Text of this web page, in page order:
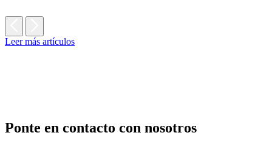
Leer más artículos
Ponte en contacto con nosotros